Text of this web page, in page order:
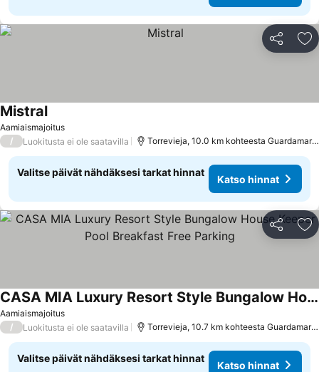
Jaa
Aamiaismajoitus
Mistral
/ Luokitusta ei ole saatavilla Torrevieja, 10.0 km kohteesta Guardamar del Segura
Valitse päivät nähdäksesi tarkat hinnat
Katso hinnat
Jaa
Aamiaismajoitus
CASA MIA Luxury Resort Style Bungalow House Keeper Pool Breakfast Free Parking
/ Luokitusta ei ole saatavilla Torrevieja, 10.7 km kohteesta Guardamar del Segura
Valitse päivät nähdäksesi tarkat hinnat
Katso hinnat